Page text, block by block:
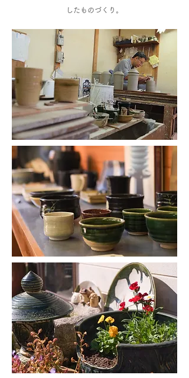
したものづくり。